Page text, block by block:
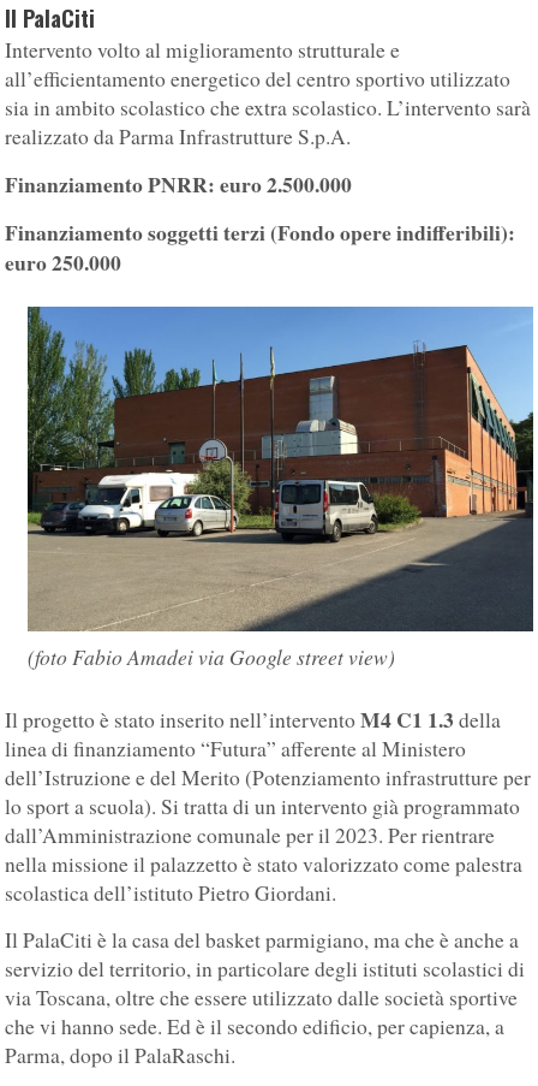
Il PalaCiti
Intervento volto al miglioramento strutturale e
all’efficientamento energetico del centro sportivo utilizzato
sia in ambito scolastico che extra scolastico. L’intervento sarà
realizzato da Parma Infrastrutture S.p.A.
Finanziamento PNRR: euro 2.500.000
Finanziamento soggetti terzi(Fondo opere indifferibili):
euro 250.000
(foto Fabio Amadei via Google street view)
Il progetto è stato inserito nell’interventoM4 C1 1.3 della
linea di finanziamento “Futura” afferente al Ministero
dell’Istruzione e del Merito (Potenziamento infrastrutture per
lo sport a scuola). Si tratta di un intervento già programmato
dall’Amministrazione comunale per il 2023. Per rientrare
nella missione il palazzetto è stato valorizzato come palestra
scolastica dell’istituto Pietro Giordani.
Il PalaCiti è la casa del basket parmigiano, ma che è anche a
servizio del territorio, in particolare degli istituti scolastici di
via Toscana, oltre che essere utilizzato dalle società sportive
che vi hanno sede. Ed è il secondo edificio, per capienza, a
Parma, dopo il PalaRaschi.